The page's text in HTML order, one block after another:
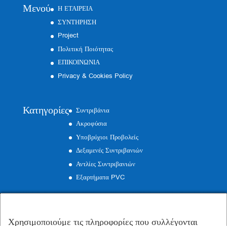
Μενού
Η ΕΤΑΙΡΕΙΑ
ΣΥΝΤΗΡΗΣΗ
Project
Πολιτική Ποιότητας
ΕΠΙΚΟΙΝΩΝΙΑ
Privacy & Cookies Policy
Κατηγορίες
Συντριβάνια
Ακροφύσια
Υποβρύχιοι Προβολείς
Δεξαμενές Συντριβανιών
Αντλίες Συντριβανιών
Εξαρτήματα PVC
Χρησιμοποιούμε τις πληροφορίες που συλλέγονται